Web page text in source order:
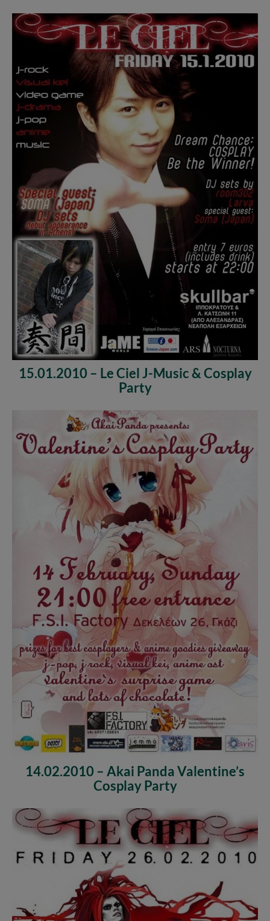
15.01.2010 – Le Ciel J-Music & Cosplay
Party
14.02.2010 – Akai Panda Valentine’s
Cosplay Party